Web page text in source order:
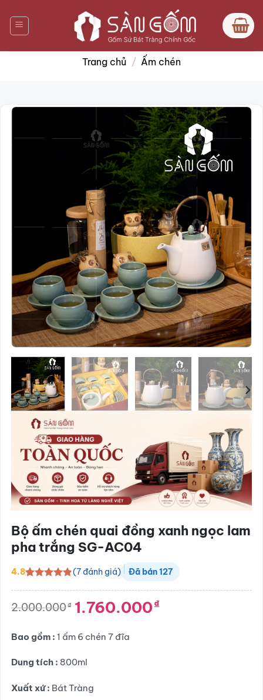
qua
nội
dung
Trang chủ / Ấm chén
Bộ ấm chén quai đồng xanh ngọc lam
pha trắng SG-AC04
4.8
đánh giá
(7đánh giá) Đã bán127
2.000.000₫
Giá
là:
2.000.000₫.
1.760.000₫
Giá
tại
1.760.000₫.
Bao gồm : 1 ấm 6 chén 7 đĩa
Dung tích : 800ml
Xuất xứ : Bát Tràng